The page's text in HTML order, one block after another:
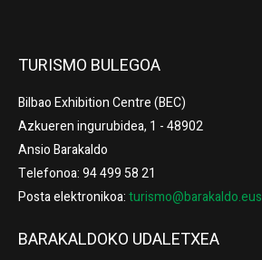
TURISMO BULEGOA
Bilbao Exhibition Centre (BEC)
Azkueren ingurubidea, 1 - 48902
Ansio Barakaldo
Telefonoa: 94 499 58 21
Posta elektronikoa:turismo@barakaldo.eus
BARAKALDOKO UDALETXEA